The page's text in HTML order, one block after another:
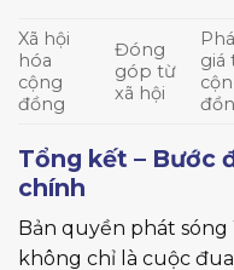
Xã hội
hóa
cộng
đồng
Đóng
góp từ
xã hội
giá
Tổng kết – Bước
chính
Bản quyền phát
không chỉ là cuộc